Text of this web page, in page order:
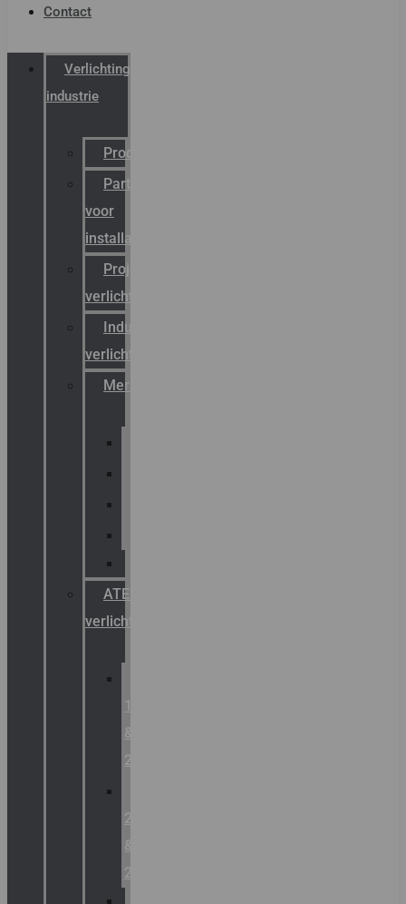
Contact
Verlichting
industrie
Productcatalogus
Partner
voor
installateurs
Projectreferenties
verlichting
Industriële
verlichting
Merken
ATEX
verlichting
1
&
2
21
&
22